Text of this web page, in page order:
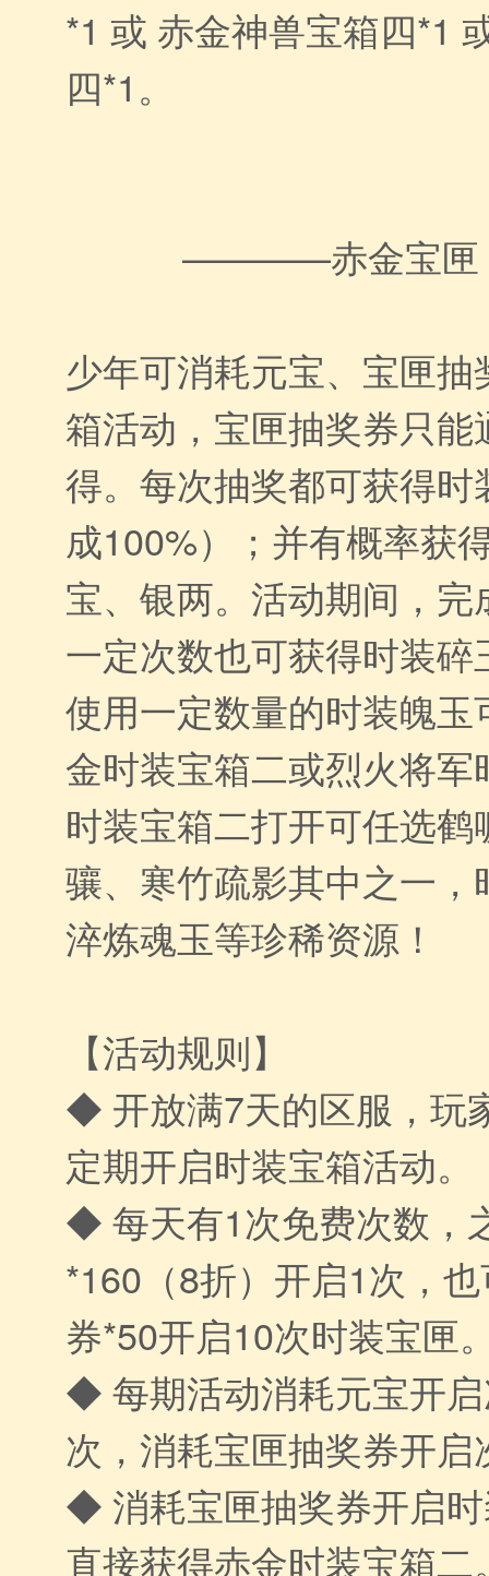
*1 或 赤金神兽宝箱四*1
四*1。
————赤金宝
少年可消耗元宝、宝匣
箱活动，宝匣抽奖券只
得。每次抽奖都可获得
成100%）；并有概率获
宝、银两。活动期间，
一定次数也可获得时装碎
使用一定数量的时装魄
金时装宝箱二或烈火将
时装宝箱二打开可任选
骧、寒竹疏影其中之一
淬炼魂玉等珍稀资源！
【活动规则】
◆ 开放满7天的区服，玩
定期开启时装宝箱活动。
◆ 每天有1次免费次数，
*160（8折）开启1次，
券*50开启10次时装宝匣
◆ 每期活动消耗元宝开
次，消耗宝匣抽奖券开
◆ 消耗宝匣抽奖券开启
直接获得赤金时装宝箱二